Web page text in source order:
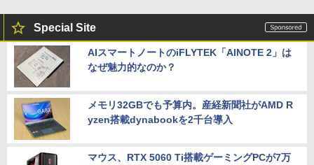
Special Site
AIスマートノートのiFLYTEK「AINOTE 2」は
なぜ魅力的なのか？
メモリ32GBでも予算内。産経新聞社がAMD R
yzen搭載dynabookを2千台導入
マウス、RTX 5060 Ti搭載ゲーミングPCが7万